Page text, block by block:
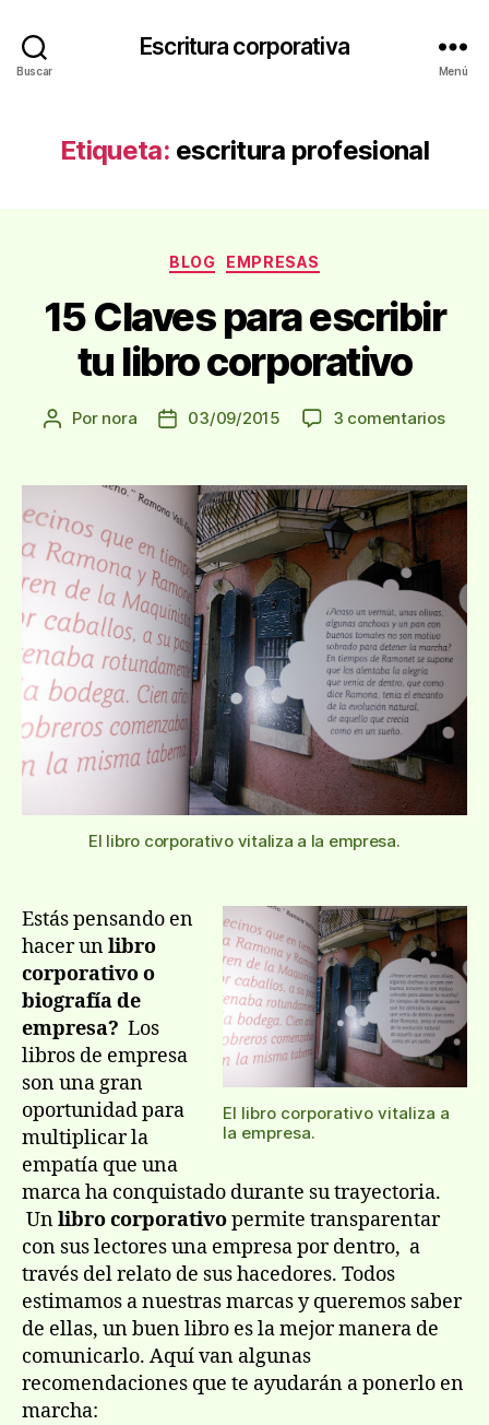
Buscar
Escritura corporativa
Menú
Etiqueta: escritura profesional
Categorías
BLOG EMPRESAS
15 Claves para escribir
tu libro corporativo
Autor
entrada
Por nora
Fecha
entrada
03/09/2015 3 comentariosen
para
tu
libro
El libro corporativo vitaliza a la empresa.
El libro corporativo vitaliza a
la empresa.
Estás pensando en
hacer unlibro
corporativo o
biografía de
empresa? Los
libros de empresa
son una gran
oportunidad para
multiplicar la
empatía que una
marca ha conquistado durante su trayectoria.
Unlibro corporativopermite transparentar
con sus lectores una empresa por dentro, a
través del relato de sus hacedores. Todos
estimamos a nuestras marcas y queremos saber
de ellas, un buen libro es la mejor manera de
comunicarlo. Aquí van algunas
recomendaciones que te ayudarán a ponerlo en
marcha: